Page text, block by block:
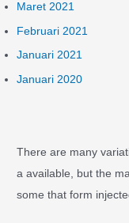
Maret 2021
Februari 2021
Januari 2021
Januari 2020
There are many
a available, but the
some that form